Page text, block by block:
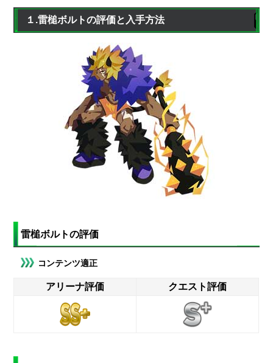
１.雷槌ボルトの評価と入手方法
雷槌ボルトの評価
コンテンツ適正
アリーナ評価 クエスト評価